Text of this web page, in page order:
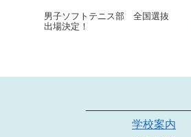
男子ソフトテニス部 全国選抜
出場決定！
学校案内